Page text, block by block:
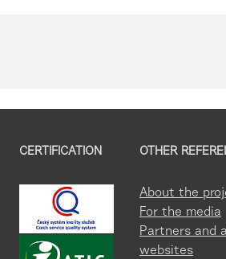
CERTIFICATION OTHER
About the
For the media
Partners and
websites